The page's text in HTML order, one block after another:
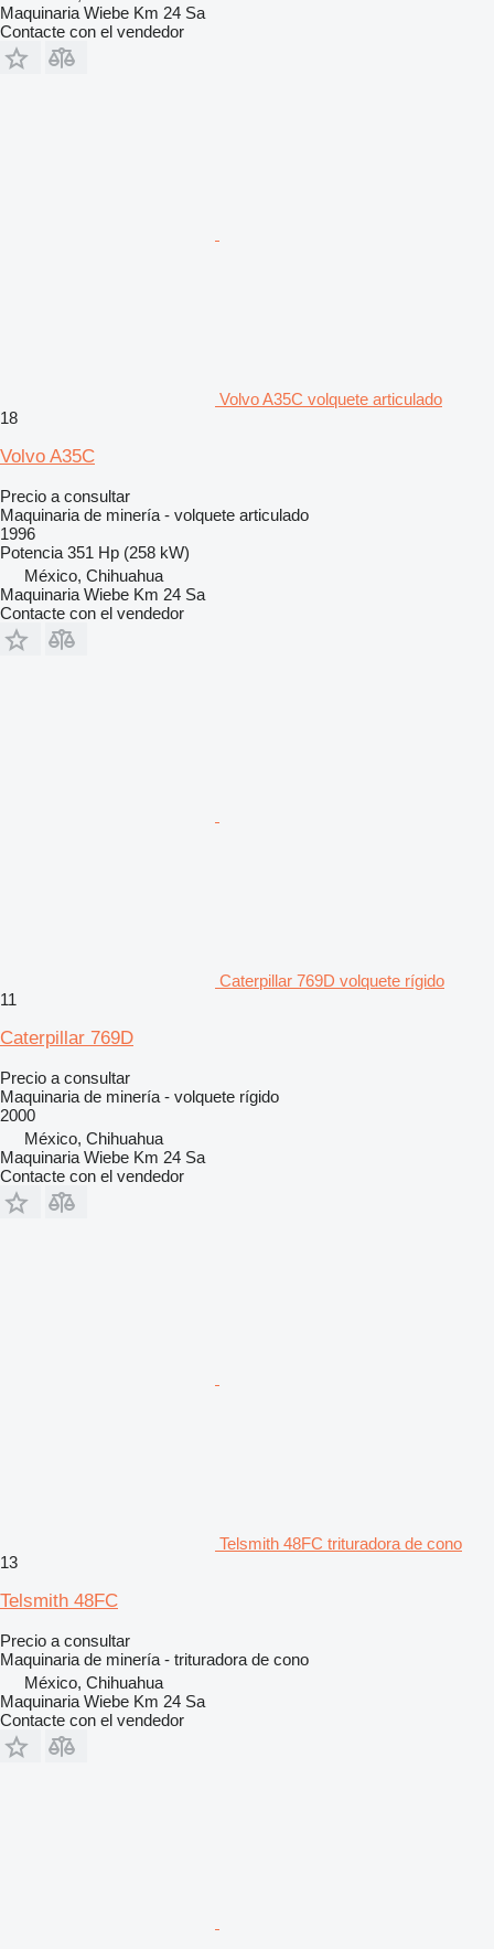
Maquinaria Wiebe Km 24 Sa
Contacte con el vendedor
Volvo A35C volquete articulado
18
Volvo A35C
Precio a consultar
Maquinaria de minería - volquete articulado
1996
Potencia 351 Hp (258 kW)
México, Chihuahua
Maquinaria Wiebe Km 24 Sa
Contacte con el vendedor
Caterpillar 769D volquete rígido
11
Caterpillar 769D
Precio a consultar
Maquinaria de minería - volquete rígido
2000
México, Chihuahua
Maquinaria Wiebe Km 24 Sa
Contacte con el vendedor
Telsmith 48FC trituradora de cono
13
Telsmith 48FC
Precio a consultar
Maquinaria de minería - trituradora de cono
México, Chihuahua
Maquinaria Wiebe Km 24 Sa
Contacte con el vendedor